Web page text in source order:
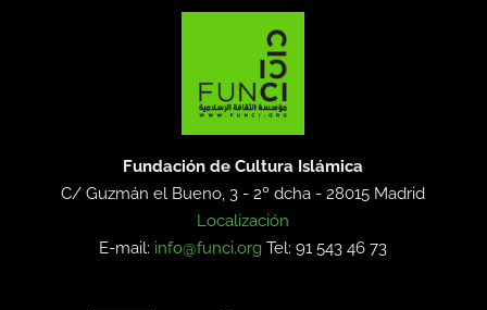
Fundación de Cultura Islámica
C/ Guzmán el Bueno, 3 - 2º dcha -28015 Madrid
Localización
E-mail: info@funci.org Tel: 91 543 46 73